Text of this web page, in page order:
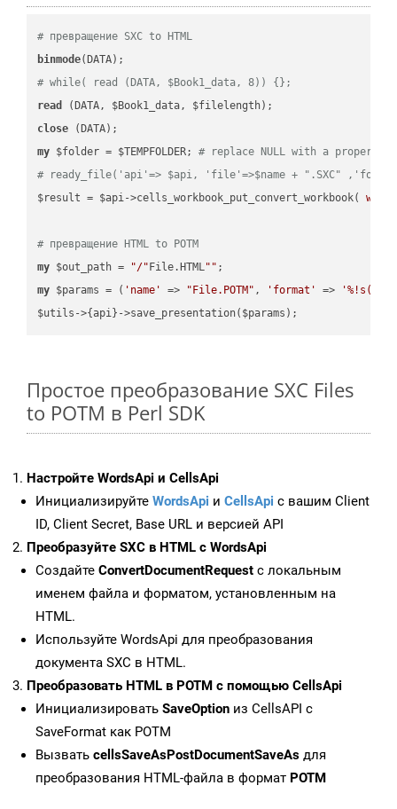
# превращение SXC to HTML
binmode
# while( read (DATA, $Book1_data, 8)) {};
read
close
my $folder = $TEMPFOLDER; # replace NULL with a proper
# ready_file('api'=> $api, 'file'=>$name + ".SXC"
$result = $api->cells_workbook_put_convert_workbook(
# превращение HTML to POTM
my $out_path = "/" File.HTML""
my $params = ( 'name' => "File.POTM" , 'format' =>
Простое преобразование SXC Files
to POTM в Perl SDK
Настройте WordsApi и CellsApi
Инициализируйте WordsApi и CellsApi с вашим Client
ID, Client Secret, Base URL и версией API
Преобразуйте SXC в HTML с WordsApi
Создайте ConvertDocumentRequest с локальным
именем файла и форматом, установленным на
HTML.
Используйте WordsApi для преобразования
документа SXC в HTML.
Преобразовать HTML в POTM с помощью CellsApi
Инициализировать SaveOption из CellsAPI с
SaveFormat как POTM
Вызвать cellsSaveAsPostDocumentSaveAs для
преобразования HTML-файла в формат POTM